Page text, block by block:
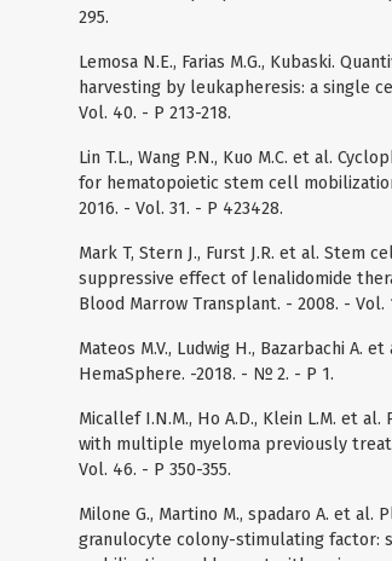
295.
Lemosa N.E., Farias M.G., Kubaski.
harvesting by leukapheresis: a single
Vol. 40. - P 213-218.
Lin T.L., Wang P.N., Kuo M.C. et al.
for hematopoietic stem cell
2016. - Vol. 31. - P 423428.
Mark T, Stern J., Furst J.R. et al. Stem
suppressive effect of lenalidomide
Blood Marrow Transplant. - 2008. - Vol.
Mateos M.V., Ludwig H., Bazarbachi
HemaSphere. -2018. - № 2. - P 1.
Micallef I.N.M., Ho A.D., Klein L.M. et
with multiple myeloma previously
Vol. 46. - P 350-355.
Milone G., Martino M., spadaro A. et al.
granulocyte colony-stimulating factor: